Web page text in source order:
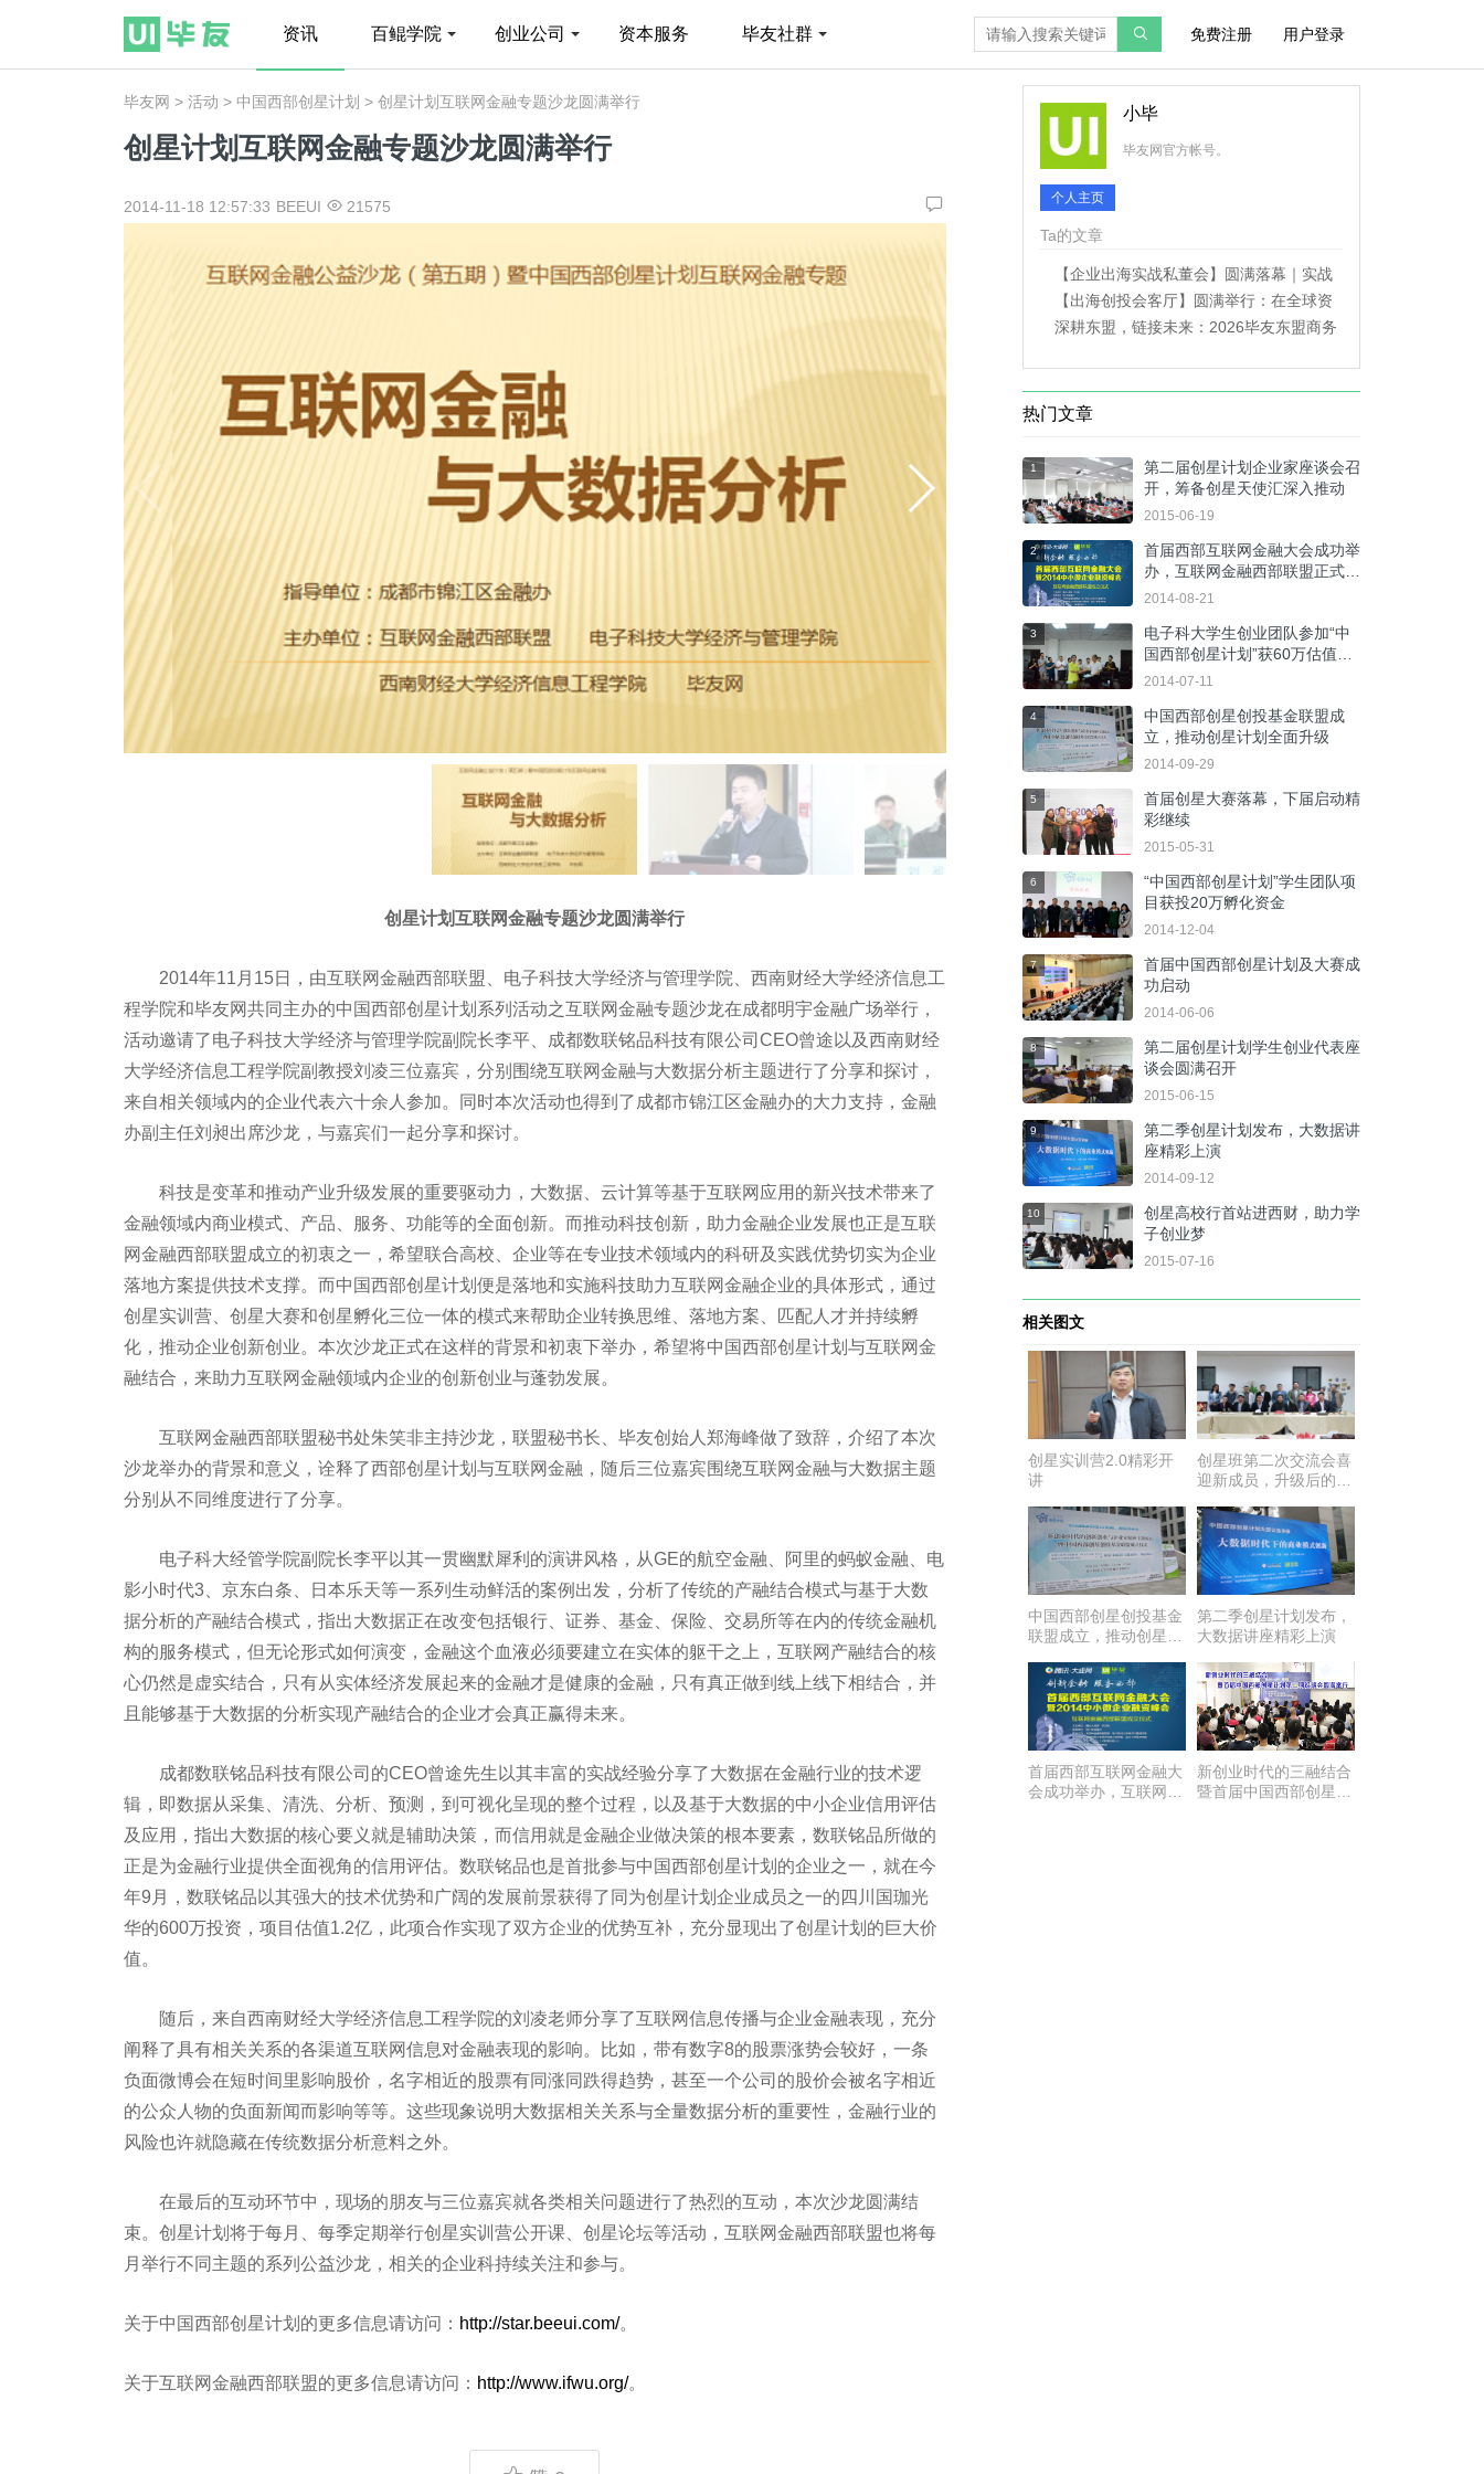
资讯 百鲲学院 创业公司 资本服务 毕友社群 免费注册 用户登录
毕友网 > 活动 > 中国西部创星计划 > 创星计划互联网金融专题沙龙圆满举行
创星计划互联网金融专题沙龙圆满举行
2014-11-18 12:57:33 BEEUI 21575
创星计划互联网金融专题沙龙圆满举行
2014年11月15日，由互联网金融西部联盟、电子科技大学经济与管理学院、西南财经大学经济信息工
程学院和毕友网共同主办的中国西部创星计划系列活动之互联网金融专题沙龙在成都明宇金融广场举行，
活动邀请了电子科技大学经济与管理学院副院长李平、成都数联铭品科技有限公司CEO曾途以及西南财经
大学经济信息工程学院副教授刘凌三位嘉宾，分别围绕互联网金融与大数据分析主题进行了分享和探讨，
来自相关领域内的企业代表六十余人参加。同时本次活动也得到了成都市锦江区金融办的大力支持，金融
办副主任刘昶出席沙龙，与嘉宾们一起分享和探讨。
科技是变革和推动产业升级发展的重要驱动力，大数据、云计算等基于互联网应用的新兴技术带来了
金融领域内商业模式、产品、服务、功能等的全面创新。而推动科技创新，助力金融企业发展也正是互联
网金融西部联盟成立的初衷之一，希望联合高校、企业等在专业技术领域内的科研及实践优势切实为企业
落地方案提供技术支撑。而中国西部创星计划便是落地和实施科技助力互联网金融企业的具体形式，通过
创星实训营、创星大赛和创星孵化三位一体的模式来帮助企业转换思维、落地方案、匹配人才并持续孵
化，推动企业创新创业。本次沙龙正式在这样的背景和初衷下举办，希望将中国西部创星计划与互联网金
融结合，来助力互联网金融领域内企业的创新创业与蓬勃发展。
互联网金融西部联盟秘书处朱笑非主持沙龙，联盟秘书长、毕友创始人郑海峰做了致辞，介绍了本次
沙龙举办的背景和意义，诠释了西部创星计划与互联网金融，随后三位嘉宾围绕互联网金融与大数据主题
分别从不同维度进行了分享。
电子科大经管学院副院长李平以其一贯幽默犀利的演讲风格，从GE的航空金融、阿里的蚂蚁金融、电
影小时代3、京东白条、日本乐天等一系列生动鲜活的案例出发，分析了传统的产融结合模式与基于大数
据分析的产融结合模式，指出大数据正在改变包括银行、证券、基金、保险、交易所等在内的传统金融机
构的服务模式，但无论形式如何演变，金融这个血液必须要建立在实体的躯干之上，互联网产融结合的核
心仍然是虚实结合，只有从实体经济发展起来的金融才是健康的金融，只有真正做到线上线下相结合，并
且能够基于大数据的分析实现产融结合的企业才会真正赢得未来。
成都数联铭品科技有限公司的CEO曾途先生以其丰富的实战经验分享了大数据在金融行业的技术逻
辑，即数据从采集、清洗、分析、预测，到可视化呈现的整个过程，以及基于大数据的中小企业信用评估
及应用，指出大数据的核心要义就是辅助决策，而信用就是金融企业做决策的根本要素，数联铭品所做的
正是为金融行业提供全面视角的信用评估。数联铭品也是首批参与中国西部创星计划的企业之一，就在今
年9月，数联铭品以其强大的技术优势和广阔的发展前景获得了同为创星计划企业成员之一的四川国珈光
华的600万投资，项目估值1.2亿，此项合作实现了双方企业的优势互补，充分显现出了创星计划的巨大价
值。
随后，来自西南财经大学经济信息工程学院的刘凌老师分享了互联网信息传播与企业金融表现，充分
阐释了具有相关关系的各渠道互联网信息对金融表现的影响。比如，带有数字8的股票涨势会较好，一条
负面微博会在短时间里影响股价，名字相近的股票有同涨同跌得趋势，甚至一个公司的股价会被名字相近
的公众人物的负面新闻而影响等等。这些现象说明大数据相关关系与全量数据分析的重要性，金融行业的
风险也许就隐藏在传统数据分析意料之外。
在最后的互动环节中，现场的朋友与三位嘉宾就各类相关问题进行了热烈的互动，本次沙龙圆满结
束。创星计划将于每月、每季定期举行创星实训营公开课、创星论坛等活动，互联网金融西部联盟也将每
月举行不同主题的系列公益沙龙，相关的企业科持续关注和参与。
关于中国西部创星计划的更多信息请访问： http://star.beeui.com/。
关于互联网金融西部联盟的更多信息请访问： http://www.ifwu.org/。
小毕
毕友网官方帐号。
个人主页
Ta的文章
【企业出海实战私董会】圆满落幕｜实战
拆解打通企业出海落地路径
【出海创投会客厅】圆满举行：在全球资
产再配置时代，掘金出海股权长期价值
深耕东盟，链接未来：2026毕友东盟商务
热门文章
1
第二届创星计划企业家座谈会召
开，筹备创星天使汇深入推动
2015-06-19
2
首届西部互联网金融大会成功举
办，互联网金融西部联盟正式成
立
2014-08-21
3
电子科大学生创业团队参加“中
国西部创星计划”获60万估值，
成功引资24万！
2014-07-11
4
中国西部创星创投基金联盟成
立，推动创星计划全面升级
2014-09-29
5
首届创星大赛落幕，下届启动精
彩继续
2015-05-31
6
“中国西部创星计划”学生团队项
目获投20万孵化资金
2014-12-04
7
首届中国西部创星计划及大赛成
功启动
2014-06-06
8
第二届创星计划学生创业代表座
谈会圆满召开
2015-06-15
9
第二季创星计划发布，大数据讲
座精彩上演
2014-09-12
10
创星高校行首站进西财，助力学
子创业梦
2015-07-16
相关图文
创星实训营2.0精彩开
讲
创星班第二次交流会喜
迎新成员，升级后的实
中国西部创星创投基金
联盟成立，推动创星计
第二季创星计划发布，
大数据讲座精彩上演
首届西部互联网金融大
会成功举办，互联网金
新创业时代的三融结合
暨首届中国西部创星计